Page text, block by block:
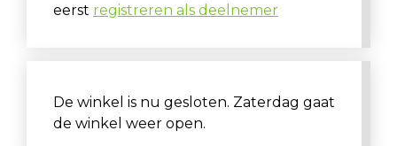
eerst registreren als deelnemer
De winkel is nu gesloten. Zaterdag gaat
de winkel weer open.